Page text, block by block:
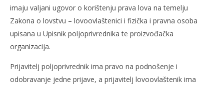
imaju valjani ugovor o korištenju prava lova na temelju
Zakona o lovstvu – lovoovlaštenici i fizička i pravna osoba
upisana u Upisnik poljoprivrednika te proizvođačka
organizacija.
Prijavitelj poljoprivrednik ima pravo na podnošenje i
odobravanje jedne prijave, a prijavitelj lovoovlaštenik ima